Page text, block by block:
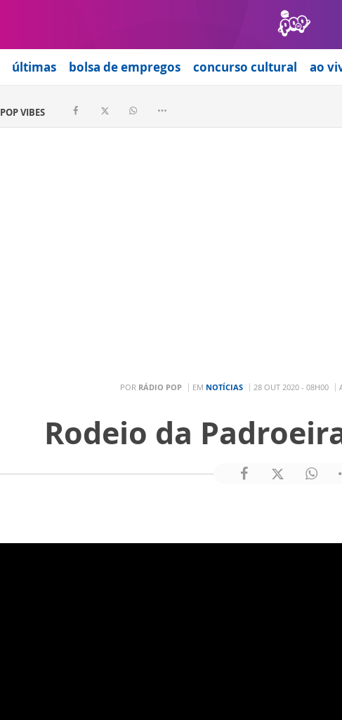
últimas bolsa de empregos concurso cultural ao
POP VIBES
POR RÁDIO POP EM NOTÍCIAS 28 OUT 2020 - 08H00
Rodeio da